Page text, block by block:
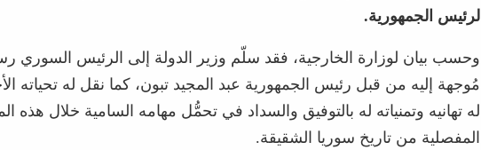
لرئيس الجمهورية.
وحسب بيان لوزارة الخارجية، فقد سلّم وزير الدولة إلى الرئيس السوري
مُوجهة إليه من قبل رئيس الجمهورية عبد المجيد تبون، كما نقل له تحياته
له تهانيه وتمنياته له بالتوفيق والسداد في تحمُّل مهامه السامية خلال هذه
المفصلية من تاريخ سوريا الشقيقة.